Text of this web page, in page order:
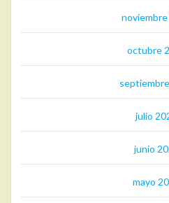
noviembre
octubre
julio
junio
mayo